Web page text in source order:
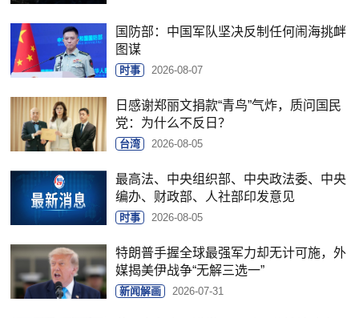
国防部：中国军队坚决反制任何闹海挑衅
图谋
时事 2026-08-07
日感谢郑丽文捐款“青鸟”气炸，质问国民
党：为什么不反日？
台湾 2026-08-05
最高法、中央组织部、中央政法委、中央
编办、财政部、人社部印发意见
时事 2026-08-05
特朗普手握全球最强军力却无计可施，外
媒揭美伊战争“无解三选一”
新闻解画 2026-07-31